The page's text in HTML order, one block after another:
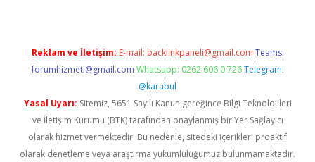
Reklam ve İletişim: E-mail: backlinkpaneli@gmail.com Teams:
forumhizmeti@gmail.com Whatsapp: 0262 606 0 726 Telegram:
@karabul
Yasal Uyarı: Sitemiz, 5651 Sayılı Kanun gereğince Bilgi Teknolojileri
ve İletişim Kurumu (BTK) tarafından onaylanmış bir Yer Sağlayıcı
olarak hizmet vermektedir. Bu nedenle, sitedeki içerikleri proaktif
olarak denetleme veya araştırma yükümlülüğümüz bulunmamaktadır.